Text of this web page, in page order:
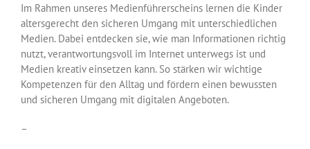
Im Rahmen unseres Medienführerscheins lernen die Kinder
altersgerecht den sicheren Umgang mit unterschiedlichen
Medien. Dabei entdecken sie, wie man Informationen richtig
nutzt, verantwortungsvoll im Internet unterwegs ist und
Medien kreativ einsetzen kann. So stärken wir wichtige
Kompetenzen für den Alltag und fördern einen bewussten
und sicheren Umgang mit digitalen Angeboten.
–